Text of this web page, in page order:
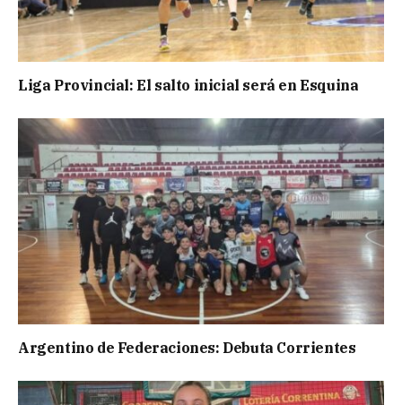
Liga Provincial: El salto inicial será en Esquina
Argentino de Federaciones: Debuta Corrientes